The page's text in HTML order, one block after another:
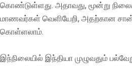
கொண்டுள்ளது. அதாவது, மூன்று
மாணவர்கள் வெளியேறி, அதற்கான
கொள்ளலாம்.
இந்நிலையில் இந்தியா முழுவதும்